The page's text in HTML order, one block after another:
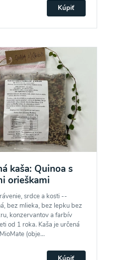
Kúpiť
kaša: Quinoa s
orieškami
srdce a kosti --
bez mlieka, bez lepku bez
konzervantov a farbív
od 1 roka. Kaša je určená
(obje...